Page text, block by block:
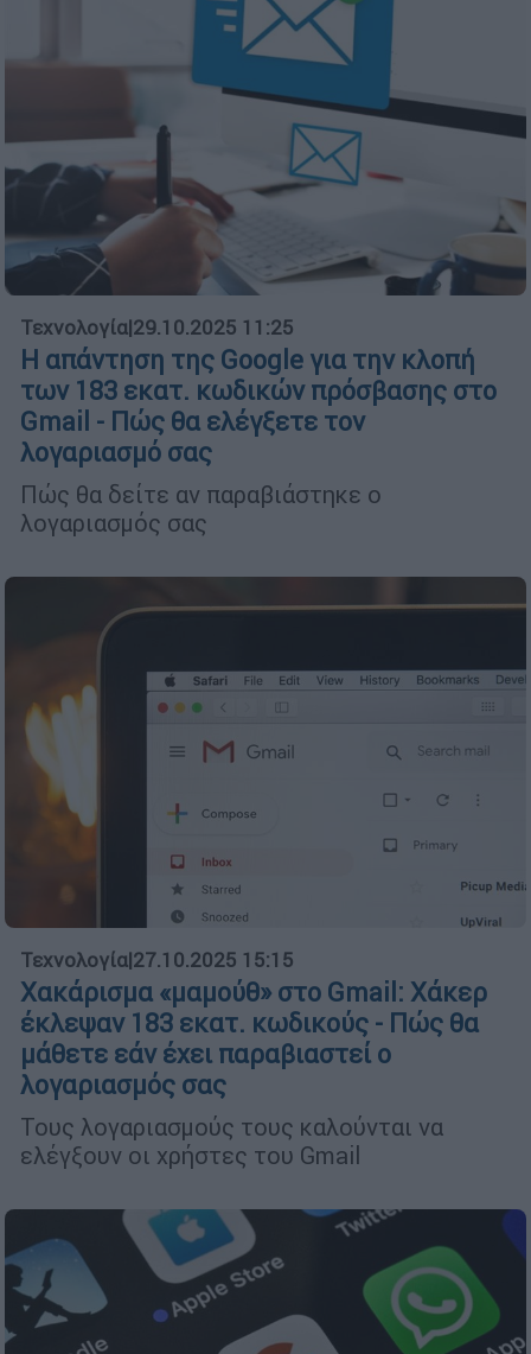
Τεχνολογία|29.10.2025 11:25
Η απάντηση της Google για την κλοπή
των 183 εκατ. κωδικών πρόσβασης στο
Gmail - Πώς θα ελέγξετε τον
λογαριασμό σας
Πώς θα δείτε αν παραβιάστηκε ο
λογαριασμός σας
Τεχνολογία|27.10.2025 15:15
Χακάρισμα «μαμούθ» στο Gmail: Χάκερ
έκλεψαν 183 εκατ. κωδικούς - Πώς θα
μάθετε εάν έχει παραβιαστεί ο
λογαριασμός σας
Τους λογαριασμούς τους καλούνται να
ελέγξουν οι χρήστες του Gmail